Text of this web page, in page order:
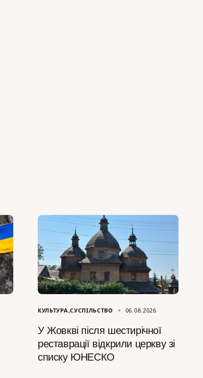
КУЛЬТУРА СУСПІЛЬСТВО 06.08.2026
У Жовкві після шестирічної
реставрації відкрили церкву зі
списку ЮНЕСКО